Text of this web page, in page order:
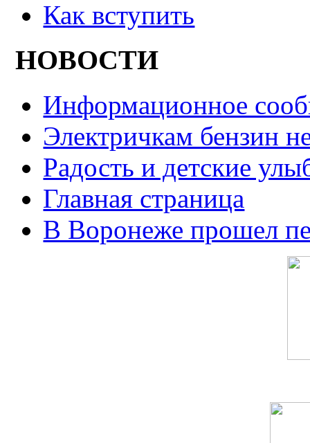
Как вступить
НОВОСТИ
Информационное
Электричкам бензин
Радость и детские
Главная страница
В Воронеже прошел